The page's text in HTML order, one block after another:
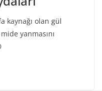
kaynağı olan gül
yanmasını